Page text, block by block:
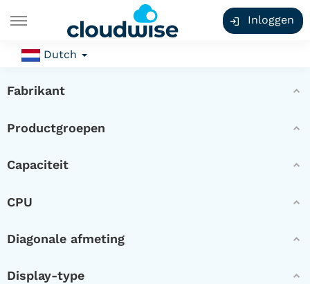
Inloggen
Dutch
Fabrikant
Productgroepen
Capaciteit
CPU
Diagonale afmeting
Display-type